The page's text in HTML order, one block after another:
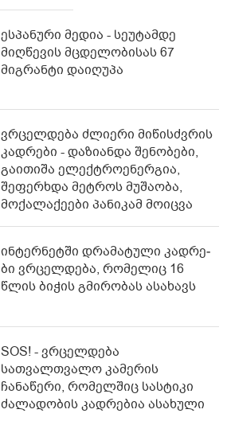
ესპანური მედია - სეუტამდე
მიღწევის მცდელობისას 67
მიგრანტი დაიღუპა
ვრცელდება ძლიერი მიწისძვრის
კადრები - დაზიანდა შენობები,
გაითიშა ელექტროენერგია,
შეფერხდა მეტროს მუშაობა,
მოქალაქეები პანიკამ მოიცვა
ინ­ტერ­ნეტ­ში დრა­მა­ტუ­ლი კად­რე­
ბი ვრცელდება, რომელიც 16
წლის ბიჭის გმირობას ასახავს
SOS! - ვრცელდება
სათვალთვალო კამერის
ჩანაწერი, რომელშიც სასტიკი
ძალადობის კადრებია ასახული